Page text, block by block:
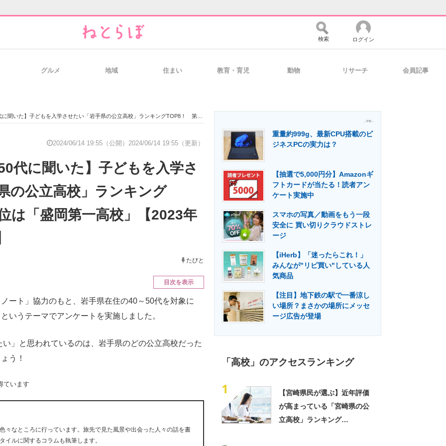
経営リーダーのコミュニティ マーケ×ITの今がよく分かる
製造業のIT導入・活用を支援
ス専門サイト エネルギーの専門メディア 建設×テクノロジーの最前線
検索 ログイン
グルメ 地域 住まい 教育・育児 動物 リサーチ 会員記事
】子どもを入学させたい「岩手県の公立高校」ランキングTOP8！ 第1位は「盛岡第一高校」【2023年最新調査結果】
2024/06/14 19:55（公開） 2024/06/14 19:55（更新）
代に聞いた】子どもを入学さ
の公立高校」ランキング
は「盛岡第一高校」【2023年
たびと
目次を表示
ト」協力のもと、岩手県在住の40～50代を対象に
いうテーマでアンケートを実施しました。
」と思われているのは、岩手県のどの公立高校だった
う！
ています
々なところに行っています。旅先で見た風景や出会った人々の話を書
イルに関するコラムも執筆します。
- PR -
重量約999g、最新CPU搭載のビ
ジネスPCの実力は？
【抽選で5,000円分】Amazonギ
フトカードが当たる！読者アン
ケート実施中
スマホの写真／動画をもう一段
安全に 買い切りクラウドストレ
ージ
【iHerb】「迷ったらこれ！」
みんなが"リピ買い"している人
気商品
【注目】地下鉄の駅で一番涼し
い場所？まさかの場所にメッセ
ージ広告が登場
「高校」のアクセスランキング
1
【宮崎県民が選ぶ】近年評価
が高まっている「宮崎県の公
立高校」ランキング